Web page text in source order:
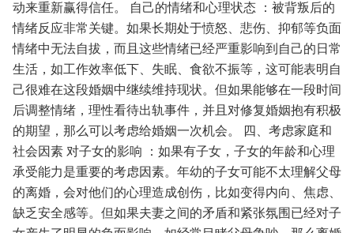
动来重新赢得信任。
自己的情绪和心理状态：被背叛后的
情绪反应非常关键。如果长期处于愤怒、悲伤、抑郁等负面
情绪中无法自拔，而且这些情绪已经严重影响到自己的日常
生活，如工作效率低下、失眠、食欲不振等，这可能表明自
己很难在这段婚姻中继续维持现状。但如果能够在一段时间
后调整情绪，理性看待出轨事件，并且对修复婚姻抱有积极
的期望，那么可以考虑给婚姻一次机会。
四、考虑家庭和
社会因素对子女的影响 ：如果有子女，子女的年龄和心理
承受能力是重要的考虑因素。年幼的子女可能不太理解父母
的离婚，会对他们的心理造成创伤，比如变得内向、焦虑、
缺乏安全感等。但如果夫妻之间的矛盾和紧张氛围已经对子